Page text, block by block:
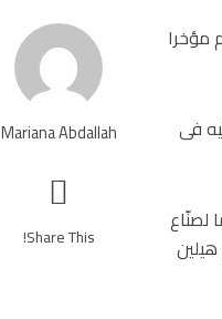
Mariana Abdallah
Share This!
مؤخرا
عليه فى
لصنّاع
هيلين